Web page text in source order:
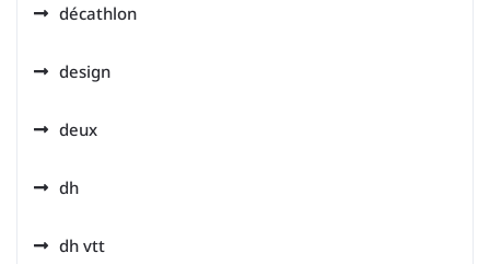
décathlon
design
deux
dh
dh vtt